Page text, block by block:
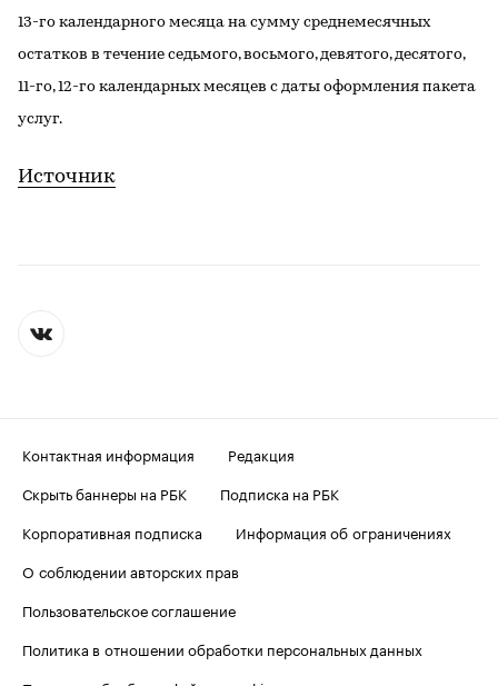
13-го календарного месяца на сумму среднемесячных
остатков в течение седьмого, восьмого, девятого, десятого,
11-го, 12-го календарных месяцев с даты оформления пакета
услуг.
Источник
Контактная информация
Редакция
Скрыть баннеры на РБК
Подписка на РБК
Корпоративная подписка
Информация об ограничениях
О соблюдении авторских прав
Пользовательское соглашение
Политика в отношении обработки персональных данных